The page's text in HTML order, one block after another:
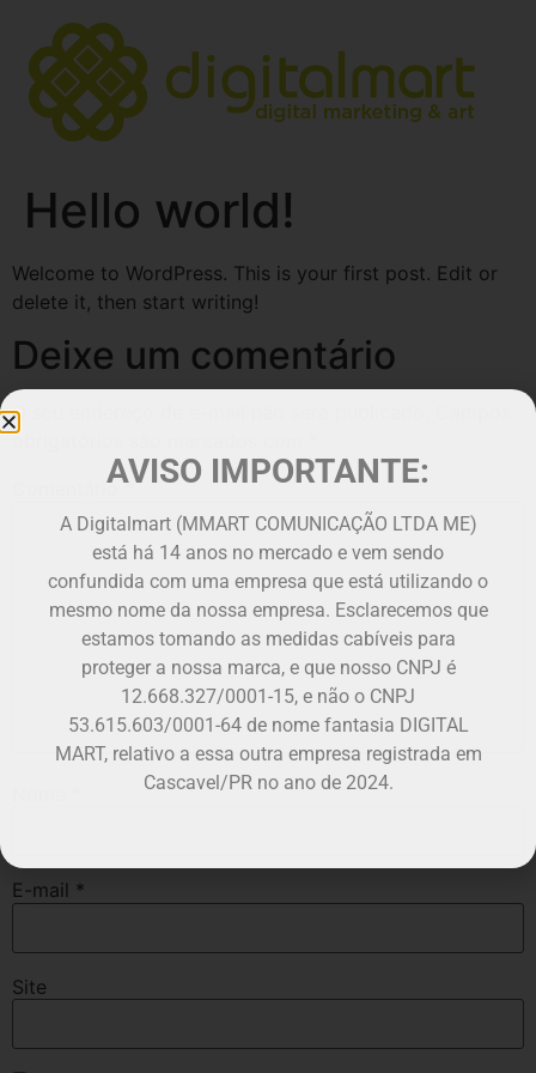
Hello world!
Welcome to WordPress. This is your first post. Edit or
delete it, then start writing!
Deixe um comentário
O seu endereço de e-mail não será publicado.
obrigatórios são marcados com
Comentário*
E-mail *
Site
AVISO IMPORTANTE:
A Digitalmart (MMART COMUNICAÇÃO LTDA ME)
está há 14 anos no mercado e vem sendo
confundida com uma empresa que está utilizando o
mesmo nome da nossa empresa. Esclarecemos que
estamos tomando as medidas cabíveis para
proteger a nossa marca, e que nosso CNPJ é
12.668.327/0001-15, e não o CNPJ
53.615.603/0001-64 de nome fantasia DIGITAL
MART, relativo a essa outra empresa registrada em
Cascavel/PR no ano de 2024.